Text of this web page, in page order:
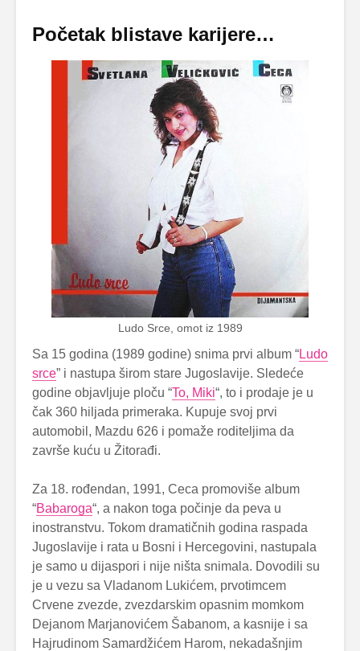
Početak blistave karijere…
Ludo Srce, omot iz 1989
Sa 15 godina (1989 godine) snima prvi album “Ludo
srce” i nastupa širom stare Jugoslavije. Sledeće
godine objavljuje ploču “To, Miki“, to i prodaje je u
čak 360 hiljada primeraka. Kupuje svoj prvi
automobil, Mazdu 626 i pomaže roditeljima da
završe kuću u Žitorađi.
Za 18. rođendan, 1991, Ceca promoviše album
“Babaroga“, a nakon toga počinje da peva u
inostranstvu. Tokom dramatičnih godina raspada
Jugoslavije i rata u Bosni i Hercegovini, nastupala
je samo u dijaspori i nije ništa snimala. Dovodili su
je u vezu sa Vladanom Lukićem, prvotimcem
Crvene zvezde, zvezdarskim opasnim momkom
Dejanom Marjanovićem Šabanom, a kasnije i sa
Hajrudinom Samardžićem Harom, nekadašnjim